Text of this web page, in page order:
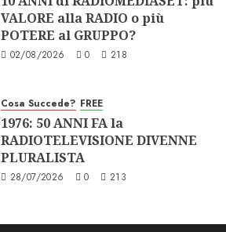
VALORE alla RADIO o più
POTERE al GRUPPO?
02/08/2026 0 218
Cosa Succede? FREE
1976: 50 ANNI FA la
RADIOTELEVISIONE DIVENNE
PLURALISTA
28/07/2026 0 213